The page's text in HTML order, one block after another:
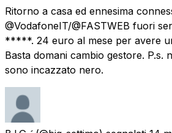
Ritorno a casa ed ennesima
@VodafoneIT/@FASTWEB fuori
*****. 24 euro al mese per avere
Basta domani cambio gestore. P.s.
sono incazzato nero.